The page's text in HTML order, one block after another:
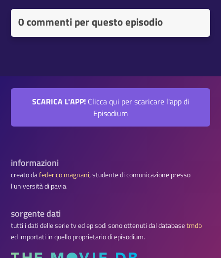
0 commenti per questo episodio
SCARICA L'APP!Clicca qui per scaricare l'app di
Episodium
informazioni
creato dafederico magnani, studente di comunicazione presso
l'università di pavia.
sorgente dati
tutti i dati delle serie tv ed episodi sono ottenuti dal databasetmdb
ed importati in quello proprietario di episodium.